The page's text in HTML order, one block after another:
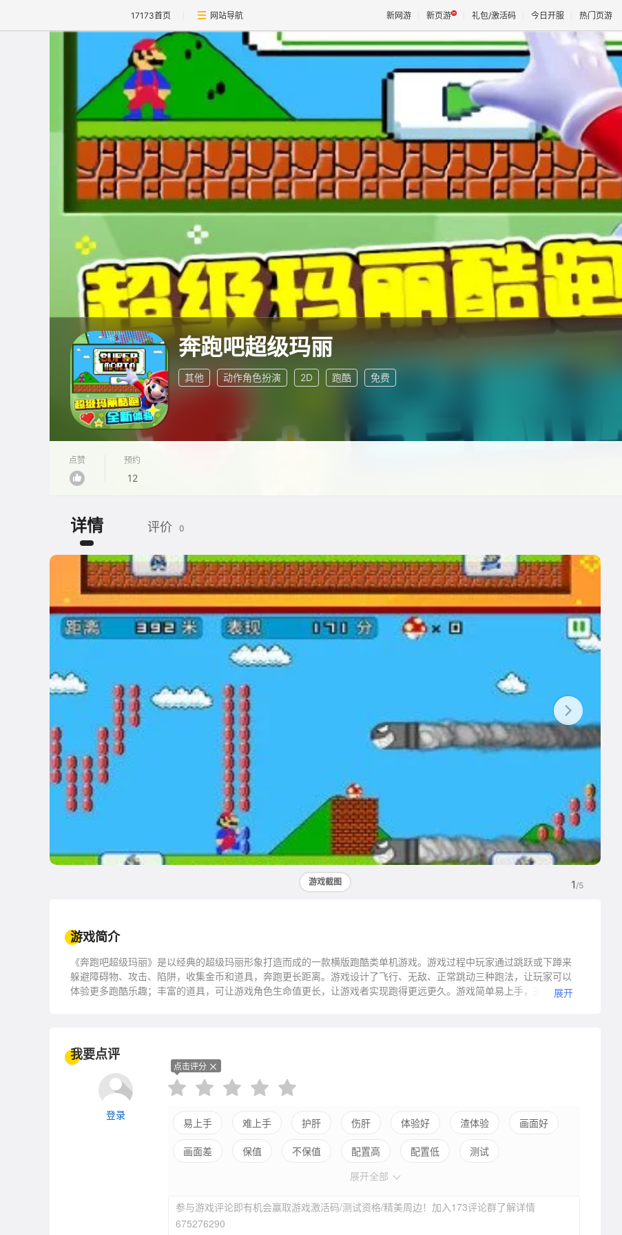
17173首页 网站导航 新网游 新页游 礼包/激活码 今日开服 热门页游
王权与自由
奔跑吧超级玛丽
其他 动作角色扮演 2D 跑酷 免费
点赞 预约
12
详情 评价 0
1/5
游戏截图
游戏简介
《奔跑吧超级玛丽》是以经典的超级玛丽形象打造而成的一款横版跑酷类单机游戏。游戏过程中玩家通过跳跃或下蹲来
躲避障碍物、攻击、陷阱，收集金币和道具，奔跑更长距离。游戏设计了飞行、无敌、正常跳动三种跑法，让玩家可以
体验更多跑酷乐趣；丰富的道具，可让游戏角色生命值更长，让游戏者实现跑得更远更久。游戏简单易上手，关卡无展开
我要点评
登录
点击评分
易上手 难上手 护肝 伤肝 体验好 渣体验 画面好
画面差 保值 不保值 配置高 配置低
测试
展开全部
参与游戏评论即有机会赢取游戏激活码/测试资格/精美周边！加入173评论群了解详情
675276290